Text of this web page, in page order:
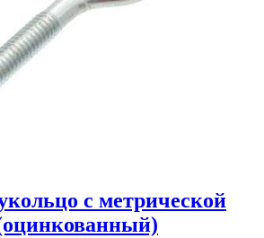
с метрической